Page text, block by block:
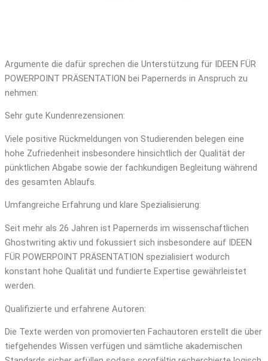
Argumente die dafür sprechen die Unterstützung für IDEEN FÜR
POWERPOINT PRÄSENTATION bei Papernerds in Anspruch zu
nehmen:
Sehr gute Kundenrezensionen:
Viele positive Rückmeldungen von Studierenden belegen eine
hohe Zufriedenheit insbesondere hinsichtlich der Qualität der
pünktlichen Abgabe sowie der fachkundigen Begleitung während
des gesamten Ablaufs.
Umfangreiche Erfahrung und klare Spezialisierung:
Seit mehr als 26 Jahren ist Papernerds im wissenschaftlichen
Ghostwriting aktiv und fokussiert sich insbesondere auf IDEEN
FÜR POWERPOINT PRÄSENTATION spezialisiert wodurch
konstant hohe Qualität und fundierte Expertise gewährleistet
werden.
Qualifizierte und erfahrene Autoren:
Die Texte werden von promovierten Fachautoren erstellt die über
tiefgehendes Wissen verfügen und sämtliche akademischen